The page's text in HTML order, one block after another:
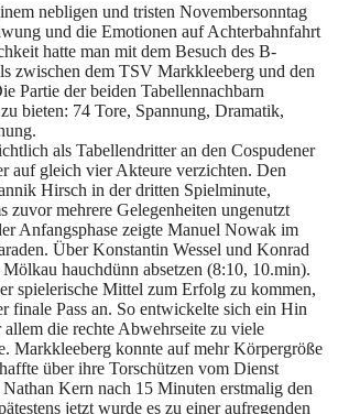
nebligen und tristen Novembersonntag
und die Emotionen auf Achterbahnfahrt
hatte man mit dem Besuch des B-
zwischen dem TSV Markkleeberg und den
Partie der beiden Tabellennachbarn
bieten: 74 Tore, Spannung, Dramatik,
als Tabellendritter an den Cospudener
auf gleich vier Akteure verzichten. Den
Hirsch in der dritten Spielminute,
zuvor mehrere Gelegenheiten ungenutzt
Anfangsphase zeigte Manuel Nowak im
Über Konstantin Wessel und Konrad
hauchdünn absetzen (8:10, 10.min).
spielerische Mittel zum Erfolg zu kommen,
finale Pass an. So entwickelte sich ein Hin
die rechte Abwehrseite zu viele
Markkleeberg konnte auf mehr Körpergröße
über ihre Torschützen vom Dienst
Kern nach 15 Minuten erstmalig den
jetzt wurde es zu einer aufregenden